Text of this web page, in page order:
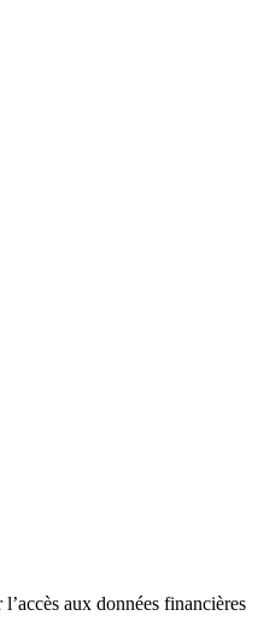
aux données financières